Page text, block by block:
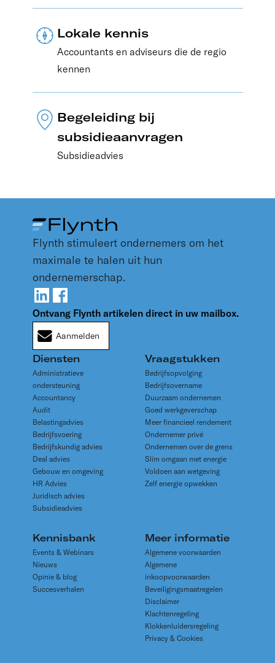
Lokale kennis
Accountants en adviseurs die de regio
kennen
Begeleiding bij
subsidieaanvragen
Subsidieadvies
Flynth stimuleert ondernemers om het
maximale te halen uit hun
ondernemerschap.
Ontvang Flynth artikelen direct in uw mailbox.
Aanmelden
Diensten
Administratieve
ondersteuning
Accountancy
Audit
Belastingadvies
Bedrijfsvoering
Bedrijfskundig advies
Deal advies
Gebouw en omgeving
HR Advies
Juridisch advies
Subsidieadvies
Vraagstukken
Bedrijfsopvolging
Bedrijfsovername
Duurzaam ondernemen
Goed werkgeverschap
Meer financieel rendement
Ondernemer privé
Ondernemen over de grens
Slim omgaan met energie
Voldoen aan wetgeving
Zelf energie opwekken
Kennisbank
Events & Webinars
Nieuws
Opinie & blog
Succesverhalen
Meer informatie
Algemene voorwaarden
Algemene
inkoopvoorwaarden
Beveiligingsmaatregelen
Disclaimer
Klachtenregeling
Klokkenluidersregeling
Privacy & Cookies